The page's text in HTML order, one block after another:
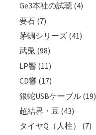
Ge3本社の試聴 (4)
要石 (7)
茅蜩シリーズ (41)
武兎 (98)
LP響 (11)
CD響 (17)
銀蛇USBケーブル (19)
超結界・豆 (43)
タイヤQ（人柱） (7)